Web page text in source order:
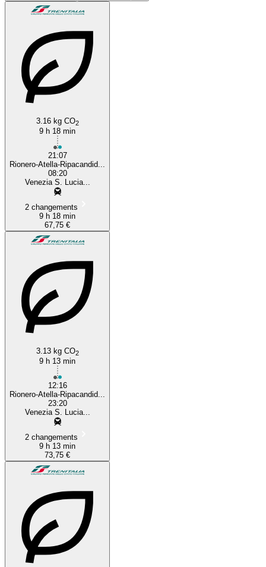
3.16 kg CO2
9 h 18 min
21:07
Rionero-Atella-Ripacandid...
08:20
Venezia S. Lucia...
2 changements
9 h 18 min
67,75 €
3.13 kg CO2
9 h 13 min
12:16
Rionero-Atella-Ripacandid...
23:20
Venezia S. Lucia...
2 changements
9 h 13 min
73,75 €